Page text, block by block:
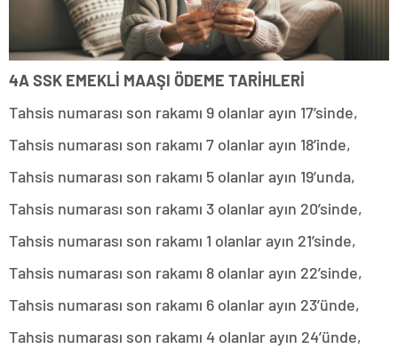
4A SSK EMEKLİ MAAŞI ÖDEME TARİHLERİ
Tahsis numarası son rakamı 9 olanlar ayın 17’sinde,
Tahsis numarası son rakamı 7 olanlar ayın 18’inde,
Tahsis numarası son rakamı 5 olanlar ayın 19’unda,
Tahsis numarası son rakamı 3 olanlar ayın 20’sinde,
Tahsis numarası son rakamı 1 olanlar ayın 21’sinde,
Tahsis numarası son rakamı 8 olanlar ayın 22’sinde,
Tahsis numarası son rakamı 6 olanlar ayın 23’ünde,
Tahsis numarası son rakamı 4 olanlar ayın 24’ünde,